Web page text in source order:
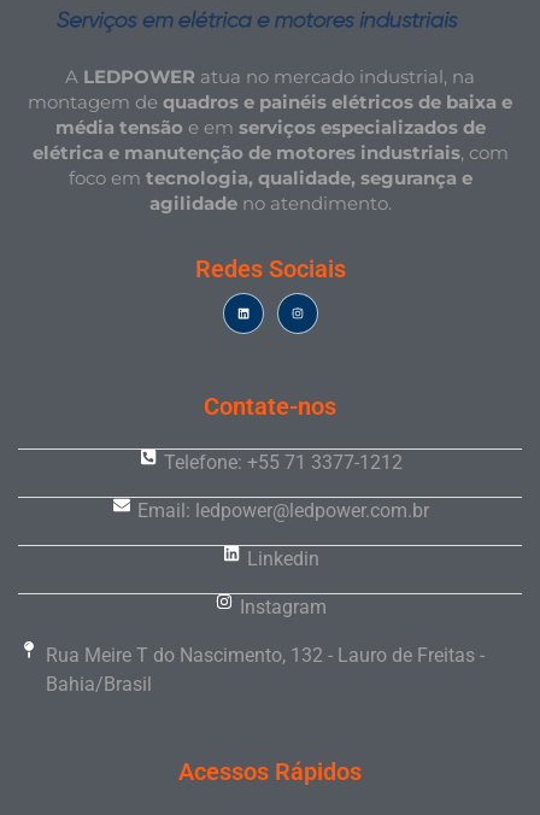
A LEDPOWER atua no mercado industrial, na
montagem de quadros e painéis elétricos de baixa e
média tensão e em serviços especializados de
elétrica e manutenção de motores industriais, com
foco em tecnologia, qualidade, segurança e
agilidadeno atendimento.
Redes Sociais
Contate-nos
Telefone: +55 71 3377-1212
Email: ledpower@ledpower.com.br
Linkedin
Instagram
Rua Meire T do Nascimento, 132 - Lauro de Freitas -
Bahia/Brasil
Acessos Rápidos